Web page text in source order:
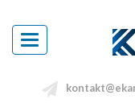
Toggle
navigation